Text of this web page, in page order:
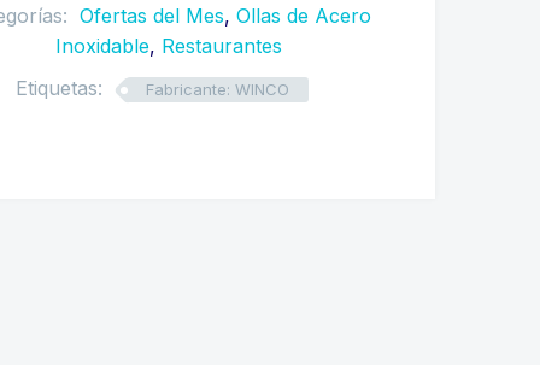
Ofertas del Mes,Ollas de Acero
Inoxidable, Restaurantes
Etiquetas:
Fabricante: WINCO